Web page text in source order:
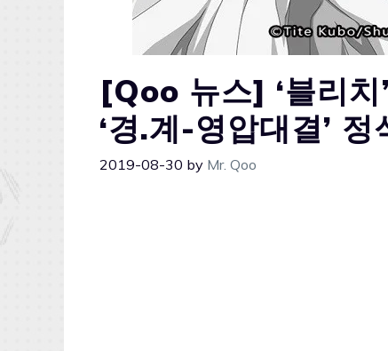
[Qoo 뉴스] ‘블리
‘경.계-영압대결’ 정
2019-08-30 by Mr. Qoo